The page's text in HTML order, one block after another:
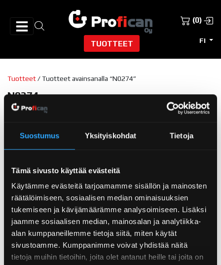
Suostumus Yksityiskohdat Tietoja
Tämä sivusto käyttää evästeitä
Käytämme evästeitä tarjoamamme sisällön ja mainosten
räätälöimiseen, sosiaalisen median ominaisuuksien
tukemiseen ja kävijämäärämme analysoimiseen. Lisäksi
jaamme sosiaalisen median, mainosalan ja analytiikka-
alan kumppaneillemme tietoja siitä, miten käytät
sivustoamme. Kumppanimme voivat yhdistää näitä
tietoja muihin tietoihin, joita olet antanut heille tai joita on
TUOTTEET FI
(0)
Tuotteet/ Tuotteet avainsanalla “N0274”
N0274
Näytetään ainoa tulos
PROFIILI 45×45 2/4 SULJETTU
VASTAKKAISET. KEVYT (N0274)